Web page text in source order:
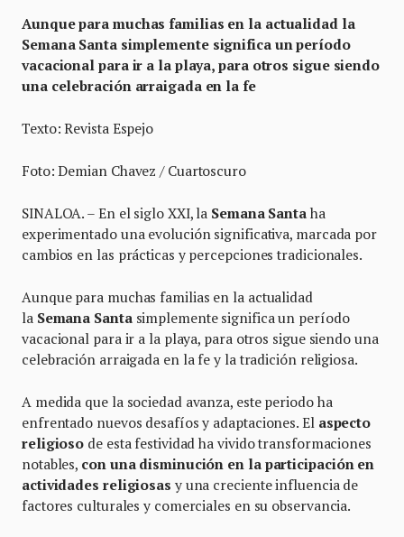
Aunque para muchas familias en la actualidad la
Semana Santa simplemente significa un período
vacacional para ir a la playa, para otros sigue siendo
una celebración arraigada en la fe
Texto: Revista Espejo
Foto: Demian Chavez / Cuartoscuro
SINALOA. – En el siglo XXI, la Semana Santa ha
experimentado una evolución significativa, marcada por
cambios en las prácticas y percepciones tradicionales.
Aunque para muchas familias en la actualidad
la Semana Santasimplemente significa un período
vacacional para ir a la playa, para otros sigue siendo una
celebración arraigada en la fe y la tradición religiosa.
A medida que la sociedad avanza, este periodo ha
enfrentado nuevos desafíos y adaptaciones. El aspecto
religioso de esta festividad ha vivido transformaciones
notables, con una disminución en la participación en
actividades religiosas y una creciente influencia de
factores culturales y comerciales en su observancia.